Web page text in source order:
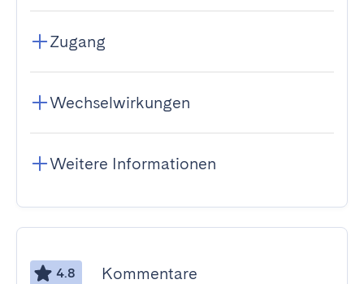
Zugang
Wechselwirkungen
Weitere Informationen
4.8 Kommentare